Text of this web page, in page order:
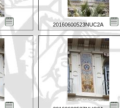
20160600523NUC2A